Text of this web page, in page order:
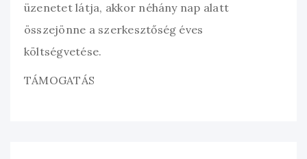
üzenetet látja, akkor néhány nap alatt
összejönne a szerkesztőség éves
költségvetése.
TÁMOGATÁS